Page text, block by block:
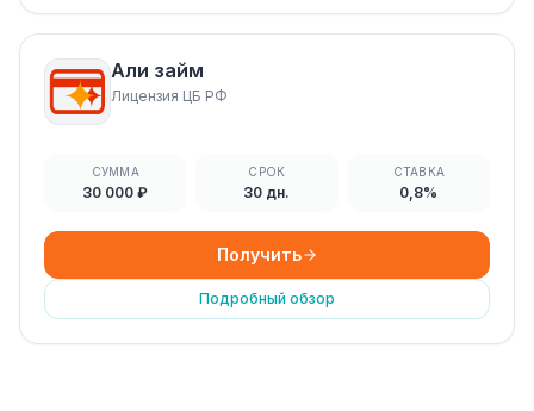
Али займ
Лицензия ЦБ РФ
СУММА
30 000 ₽
СРОК
30 дн.
СТАВКА
0,8%
Получить
Подробный обзор